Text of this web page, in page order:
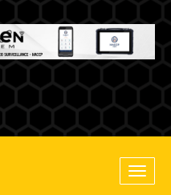
Toggle